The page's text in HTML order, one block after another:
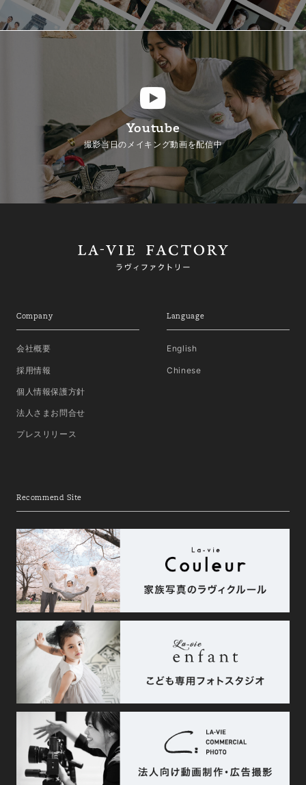
Youtube
撮影当日のメイキング動画を配信中
Company
会社概要
採用情報
個人情報保護方針
法人さまお問合せ
プレスリリース
Language
English
Chinese
Recommend Site